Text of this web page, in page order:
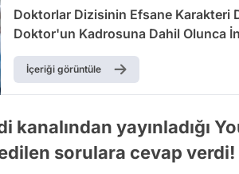
Doktorlar Dizisinin Efsane Karakteri
Doktor'un Kadrosuna Dahil Olunca
Bastı!
İçeriği görüntüle
kanalından yayınladığı
sorulara cevap verdi!